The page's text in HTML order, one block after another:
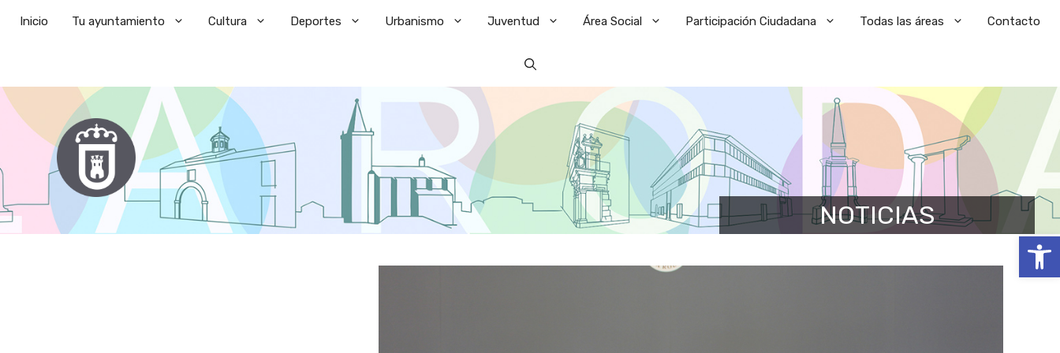
Abrir
Inicio Tu ayuntamiento Cultura Deportes Urbanismo Juventud Área Social Participación Ciudadana Todas las áreas Contacto
NOTICIAS